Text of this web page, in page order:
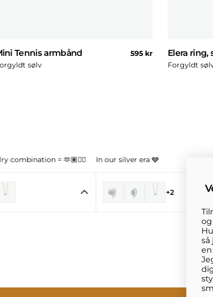
Tennis armbånd
Normal
595 kr
sølv
Elera ring,
Forgyldt
combination = 🫶🏽👌🏼 In our silver era 🩶
+2
og
så
en